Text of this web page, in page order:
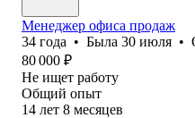
Менеджер офиса продаж
34 года • Была 30 июля •
80 000 ₽
Не ищет работу
Общий опыт
14 лет 8 месяцев